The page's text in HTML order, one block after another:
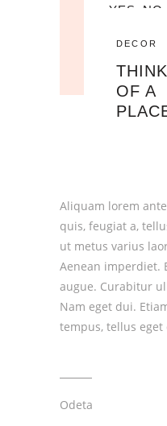
YES,
William
DECOR
OF A
Aliquam lorem
quis, feugiat a,
ut metus varius
Aenean imperdiet.
augue. Curabitur
Nam eget dui.
tempus, tellus
Odeta